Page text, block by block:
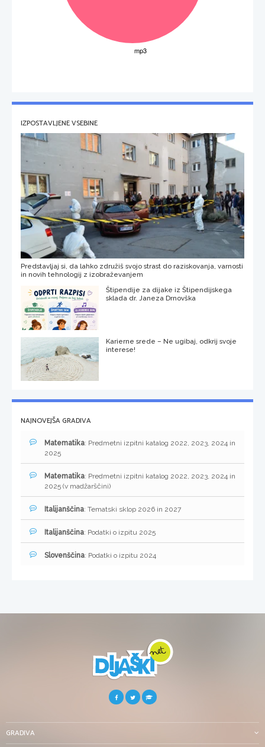
IZPOSTAVLJENE VSEBINE
Predstavljaj si, da lahko združiš svojo strast do raziskovanja, varnosti
in novih tehnologij z izobraževanjem
Štipendije za dijake iz Štipendijskega
sklada dr. Janeza Drnovška
Karierne srede – Ne ugibaj, odkrij svoje
interese!
NAJNOVEJŠA GRADIVA
Matematika: Predmetni izpitni katalog 2022, 2023, 2024 in
2025
Matematika: Predmetni izpitni katalog 2022, 2023, 2024 in
2025 (v madžarščini)
Italijanščina: Tematski sklop 2026 in 2027
Italijanščina: Podatki o izpitu 2025
Slovenščina: Podatki o izpitu 2024
GRADIVA